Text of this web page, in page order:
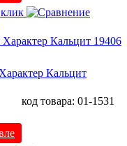
Кальцит
код товара: 01-1531